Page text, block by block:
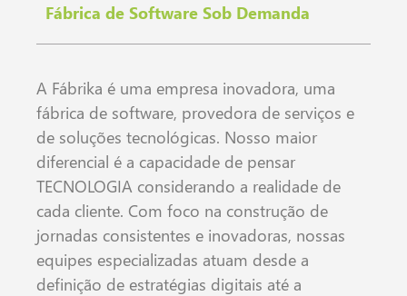
Fábrica de Software Sob Demanda
A Fábrika é uma empresa inovadora, uma
fábrica de software, provedora de serviços e
de soluções tecnológicas. Nosso maior
diferencial é a capacidade de pensar
TECNOLOGIA considerando a realidade de
cada cliente. Com foco na construção de
jornadas consistentes e inovadoras, nossas
equipes especializadas atuam desde a
definição de estratégias digitais até a